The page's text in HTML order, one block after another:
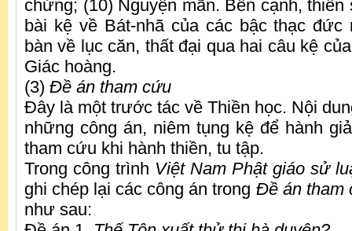
chứng; (10) Nguyện mãn. Bên cạnh,
bài kệ về Bát-nhã của các bậc thạc
bàn về lục căn, thất đại qua hai câu kệ
Giác hoàng.
(3) Đề án tham cứu
Đây là một trước tác về Thiền học. Nội
những công án, niêm tụng kệ để hành
tham cứu khi hành thiền, tu tập.
Trong công trình Việt Nam Phật giáo sử
ghi chép lại các công án trong Đề án tham
như sau: